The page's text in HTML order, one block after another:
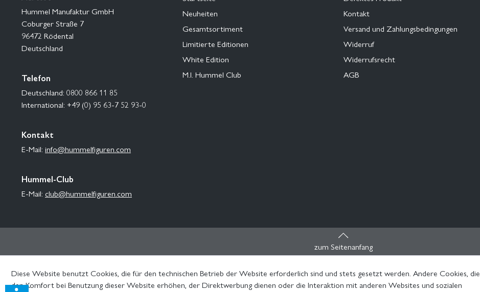
Hummel Manufaktur GmbH
Coburger Straße 7
96472 Rödental
Deutschland
Telefon
Deutschland: 0800 866 11 85
International: +49 (0) 95 63-7 52 93-0
Kontakt
E-Mail: info@hummelfiguren.com
Hummel-Club
E-Mail: club@hummelfiguren.com
Neuheiten
Gesamtsortiment
Limitierte Editionen
White Edition
M.I. Hummel Club
Kontakt
Versand und Zahlungsbedingungen
Widerruf
Widerrufsrecht
AGB
zum Seitenanfang
Diese Website benutzt Cookies, die für den technischen Betrieb der Website erforderlich sind und stets gesetzt werden. Andere Cookies, die
den Komfort bei Benutzung dieser Website erhöhen, der Direktwerbung dienen oder die Interaktion mit anderen Websites und sozialen